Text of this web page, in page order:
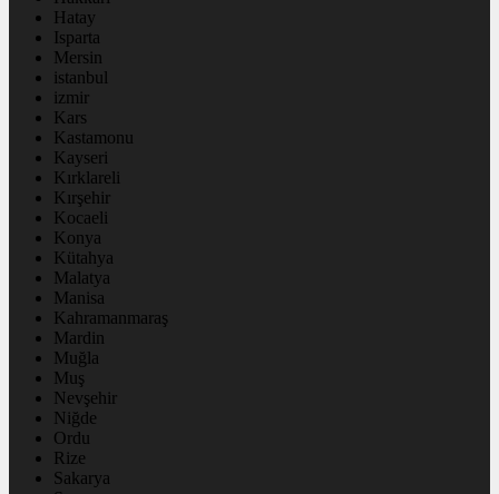
Hatay
Isparta
Mersin
istanbul
izmir
Kars
Kastamonu
Kayseri
Kırklareli
Kırşehir
Kocaeli
Konya
Kütahya
Malatya
Manisa
Kahramanmaraş
Mardin
Muğla
Muş
Nevşehir
Niğde
Ordu
Rize
Sakarya